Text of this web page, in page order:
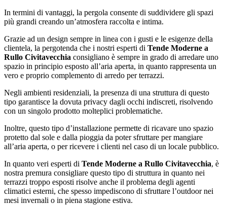
In termini di vantaggi, la pergola consente di suddividere gli spazi
più grandi creando un’atmosfera raccolta e intima.
Grazie ad un design sempre in linea con i gusti e le esigenze della
clientela, la pergotenda che i nostri esperti di Tende Moderne a
Rullo Civitavecchia consigliano è sempre in grado di arredare uno
spazio in principio esposto all’aria aperta, in quanto rappresenta un
vero e proprio complemento di arredo per terrazzi.
Negli ambienti residenziali, la presenza di una struttura di questo
tipo garantisce la dovuta privacy dagli occhi indiscreti, risolvendo
con un singolo prodotto molteplici problematiche.
Inoltre, questo tipo d’installazione permette di ricavare uno spazio
protetto dal sole e dalla pioggia da poter sfruttare per mangiare
all’aria aperta, o per ricevere i clienti nel caso di un locale pubblico.
In quanto veri esperti di Tende Moderne a Rullo Civitavecchia, è
nostra premura consigliare questo tipo di struttura in quanto nei
terrazzi troppo esposti risolve anche il problema degli agenti
climatici esterni, che spesso impediscono di sfruttare l’outdoor nei
mesi invernali o in piena stagione estiva.